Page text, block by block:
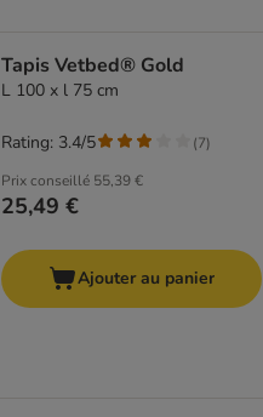
Tapis Vetbed® Gold
L 100 x l 75 cm
Prix conseillé 55,39 €
25,49 €
Rating: 3.4/5 (7)
Ajouter au panier